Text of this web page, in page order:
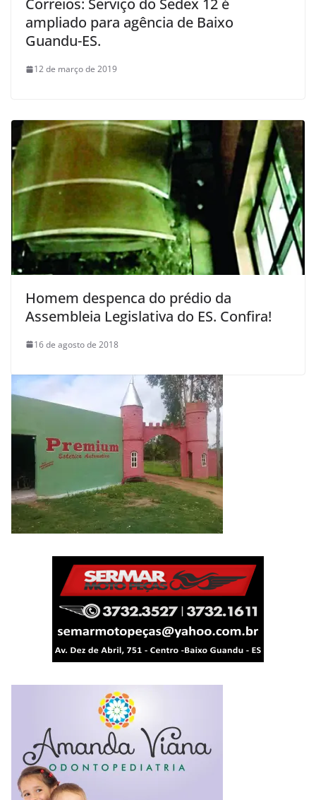
Correios: Serviço do Sedex 12 é
ampliado para agência de Baixo
Guandu-ES.
12 de março de 2019
Homem despenca do prédio da
Assembleia Legislativa do ES. Confira!
16 de agosto de 2018